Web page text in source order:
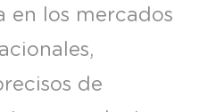
en los mercados
de